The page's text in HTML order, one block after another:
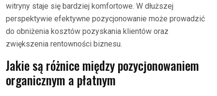
witryny staje się bardziej komfortowe. W dłuższej
perspektywie efektywne pozycjonowanie może prowadzić
do obniżenia kosztów pozyskania klientów oraz
zwiększenia rentowności biznesu.
Jakie są różnice między pozycjonowaniem
organicznym a płatnym